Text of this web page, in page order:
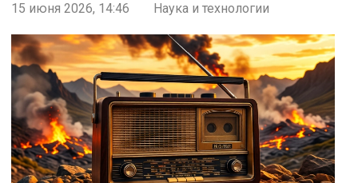
15 июня 2026, 14:46 Наука и технологии